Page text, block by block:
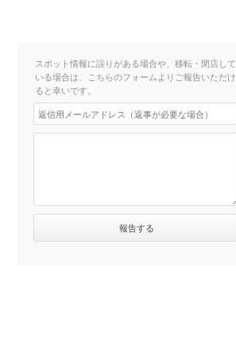
スポット情報に誤りがある場合や、移転・閉店して
いる場合は、こちらのフォームよりご報告いただけ
ると幸いです。